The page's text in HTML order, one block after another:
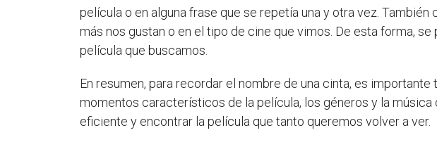
película o en alguna frase que se repetía una y otra vez.
más nos gustan o en el tipo de cine que vimos. De esta forma,
película que buscamos.
En resumen, para recordar el nombre de una cinta, es
momentos característicos de la película, los géneros y la
eficiente y encontrar la película que tanto queremos volver a ver.